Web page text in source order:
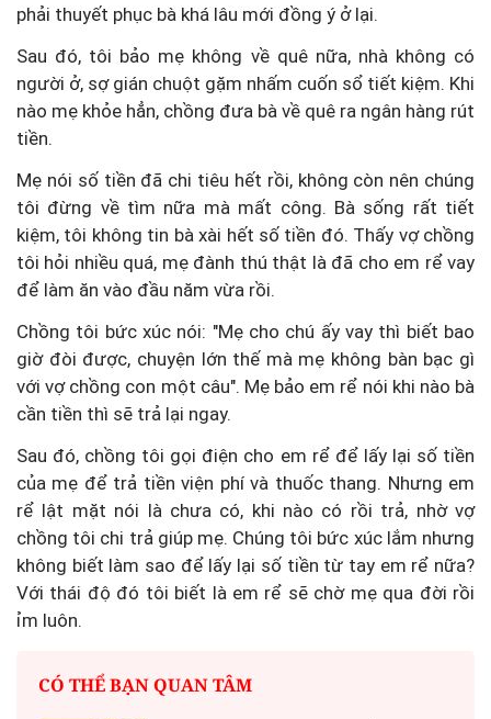
phải thuyết phục bà khá lâu mới đồng ý ở lại.
Sau đó, tôi bảo mẹ không về quê nữa, nhà không có
người ở, sợ gián chuột gặm nhấm cuốn sổ tiết kiệm. Khi
nào mẹ khỏe hẳn, chồng đưa bà về quê ra ngân hàng rút
tiền.
Mẹ nói số tiền đã chi tiêu hết rồi, không còn nên chúng
tôi đừng về tìm nữa mà mất công. Bà sống rất tiết
kiệm, tôi không tin bà xài hết số tiền đó. Thấy vợ chồng
tôi hỏi nhiều quá, mẹ đành thú thật là đã cho em rể vay
để làm ăn vào đầu năm vừa rồi.
Chồng tôi bức xúc nói: "Mẹ cho chú ấy vay thì biết bao
giờ đòi được, chuyện lớn thế mà mẹ không bàn bạc gì
với vợ chồng con một câu". Mẹ bảo em rể nói khi nào bà
cần tiền thì sẽ trả lại ngay.
Sau đó, chồng tôi gọi điện cho em rể để lấy lại số tiền
của mẹ để trả tiền viện phí và thuốc thang. Nhưng em
rể lật mặt nói là chưa có, khi nào có rồi trả, nhờ vợ
chồng tôi chi trả giúp mẹ. Chúng tôi bức xúc lắm nhưng
không biết làm sao để lấy lại số tiền từ tay em rể nữa?
Với thái độ đó tôi biết là em rể sẽ chờ mẹ qua đời rồi
ỉm luôn.
CÓ THỂ BẠN QUAN TÂM